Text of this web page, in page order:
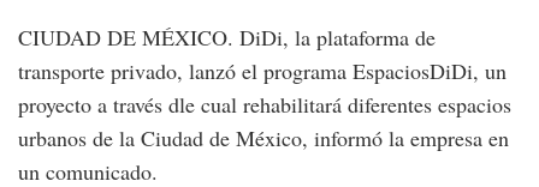
CIUDAD DE MÉXICO. DiDi, la plataforma de
transporte privado, lanzó el programa EspaciosDiDi, un
proyecto a través dle cual rehabilitará diferentes espacios
urbanos de la Ciudad de México, informó la empresa en
un comunicado.